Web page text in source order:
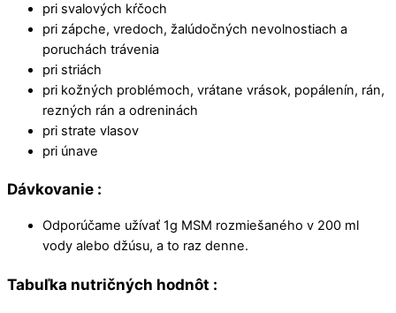
pri svalových kŕčoch
pri zápche, vredoch, žalúdočných nevolnostiach a
poruchách trávenia
pri striách
pri kožných problémoch, vrátane vrások, popálenín, rán,
rezných rán a odreninách
pri strate vlasov
pri únave
Dávkovanie :
Odporúčame užívať 1g MSM rozmiešaného v 200 ml
vody alebo džúsu, a to raz denne.
Tabuľka nutričných hodnôt :